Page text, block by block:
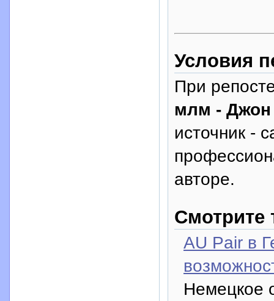
Условия
При
млм - Джон
источник -
авторе.
Смотрите
AU Pair в
Немецкое